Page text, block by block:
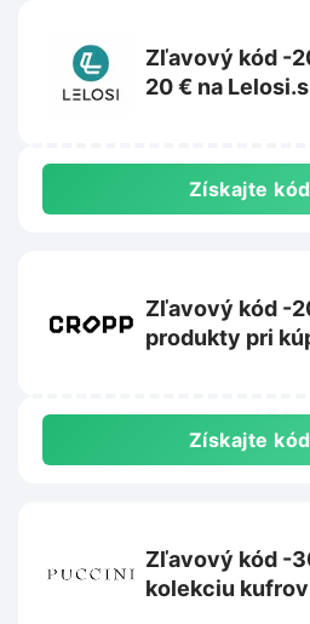
Zľavový kód -
20 € na
Získajte kód
Zľavový kód -
produkty pri
Získajte kód
Zľavový kód -
kolekciu